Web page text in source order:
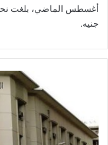
جنيه.
البنوك..
بعد